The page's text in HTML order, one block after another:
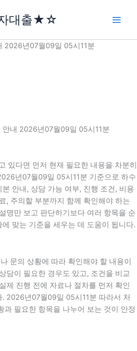
대출★☆
2026년07월09일 05시11분
내 2026년07월09일 05시11분
있다면 먼저 현재 필요한 내용을 차분히
년07월09일 05시11분 기준으로 하수
안내, 상담 가능 여부, 진행 조건, 비용
, 주의할 부분까지 함께 확인해야 하는
명만 보고 판단하기보다 여러 항목을 순
맞는 기준을 세우는 데 도움이 됩니다.
문의 상황에 따라 확인해야 할 내용이
담이 필요한 경우도 있고, 조건을 비교
제 진행 전에 자료나 절차를 먼저 확인
2026년07월09일 05시11분 따라서 처
과 필요한 항목을 나누어 보는 것이 안정